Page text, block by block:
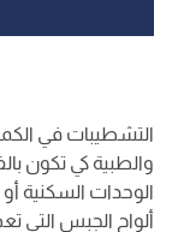
التشطيبات في
والطبية كي تكون
الوحدات السكنية
ألواح الجبس التي